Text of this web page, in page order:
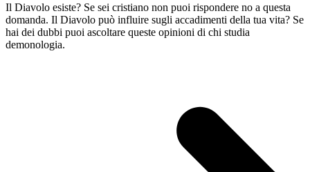
Il Diavolo esiste? Se sei cristiano non puoi rispondere no a questa
domanda. Il Diavolo può influire sugli accadimenti della tua vita? Se
hai dei dubbi puoi ascoltare queste opinioni di chi studia
demonologia.